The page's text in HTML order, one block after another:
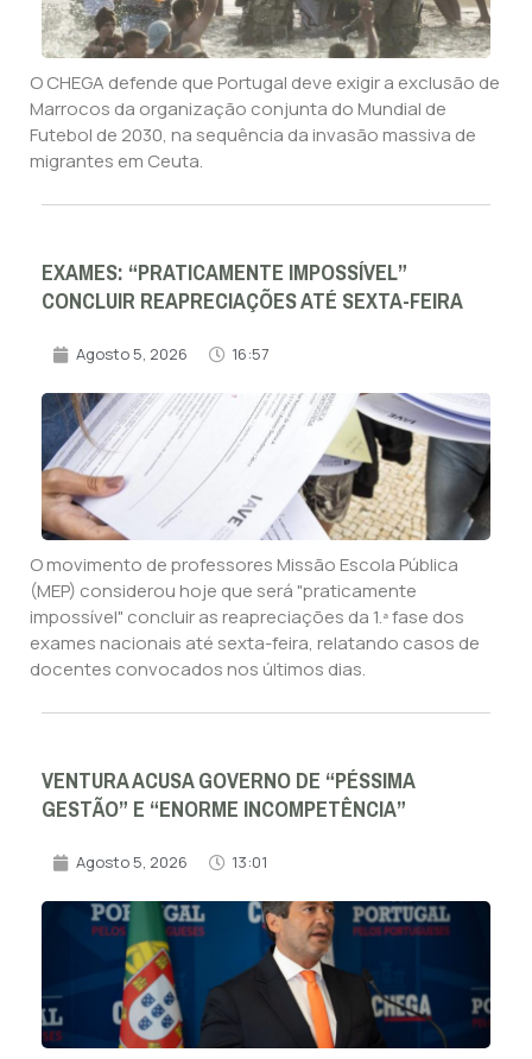
O CHEGA defende que Portugal deve exigir a exclusão de
Marrocos da organização conjunta do Mundial de
Futebol de 2030, na sequência da invasão massiva de
migrantes em Ceuta.
EXAMES: “PRATICAMENTE IMPOSSÍVEL”
CONCLUIR REAPRECIAÇÕES ATÉ SEXTA-FEIRA
Agosto 5, 2026 16:57
O movimento de professores Missão Escola Pública
(MEP) considerou hoje que será "praticamente
impossível" concluir as reapreciações da 1.ª fase dos
exames nacionais até sexta-feira, relatando casos de
docentes convocados nos últimos dias.
VENTURA ACUSA GOVERNO DE “PÉSSIMA
GESTÃO” E “ENORME INCOMPETÊNCIA”
Agosto 5, 2026 13:01